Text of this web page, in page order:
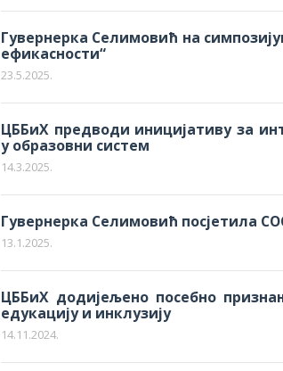
Гувернерка Селимовић на
ефикасности“
23.5.2025.
ЦББиХ предводи иницијативу за
у образовни систем
14.3.2025.
Гувернерка Селимовић посјетила
13.1.2025.
ЦББиХ додијељено посебно
едукацију и инклузију
14.11.2024.